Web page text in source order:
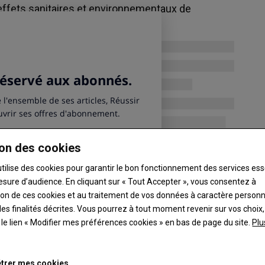
sanitaires et environnementaux de
Maïs
Euronext, 05 Aug 2026
Graines de soja
11.5875 $/boiss.
Chicago, 04 Aug 2026
des cookies
des cookies pour garantir le bon fonctionnement des services
d’audience. En cliquant sur « Tout Accepter », vous consentez à
de ces cookies et au traitement de vos données à caractère
finalités décrites. Vous pourrez à tout moment revenir sur vos
lien « Modifier mes préférences cookies » en bas de page du site.
mes cookies